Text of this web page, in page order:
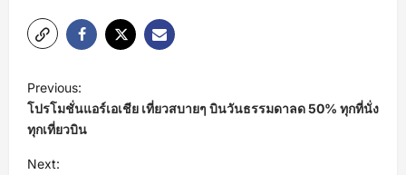
o
s
t
Previous:
โปรโมชั่นแอร์เอเชีย เที่ยวสบายๆ บินวันธรรมดาลด 50% ทุกที่นั่ง
ทุกเที่ยวบิน
Next: